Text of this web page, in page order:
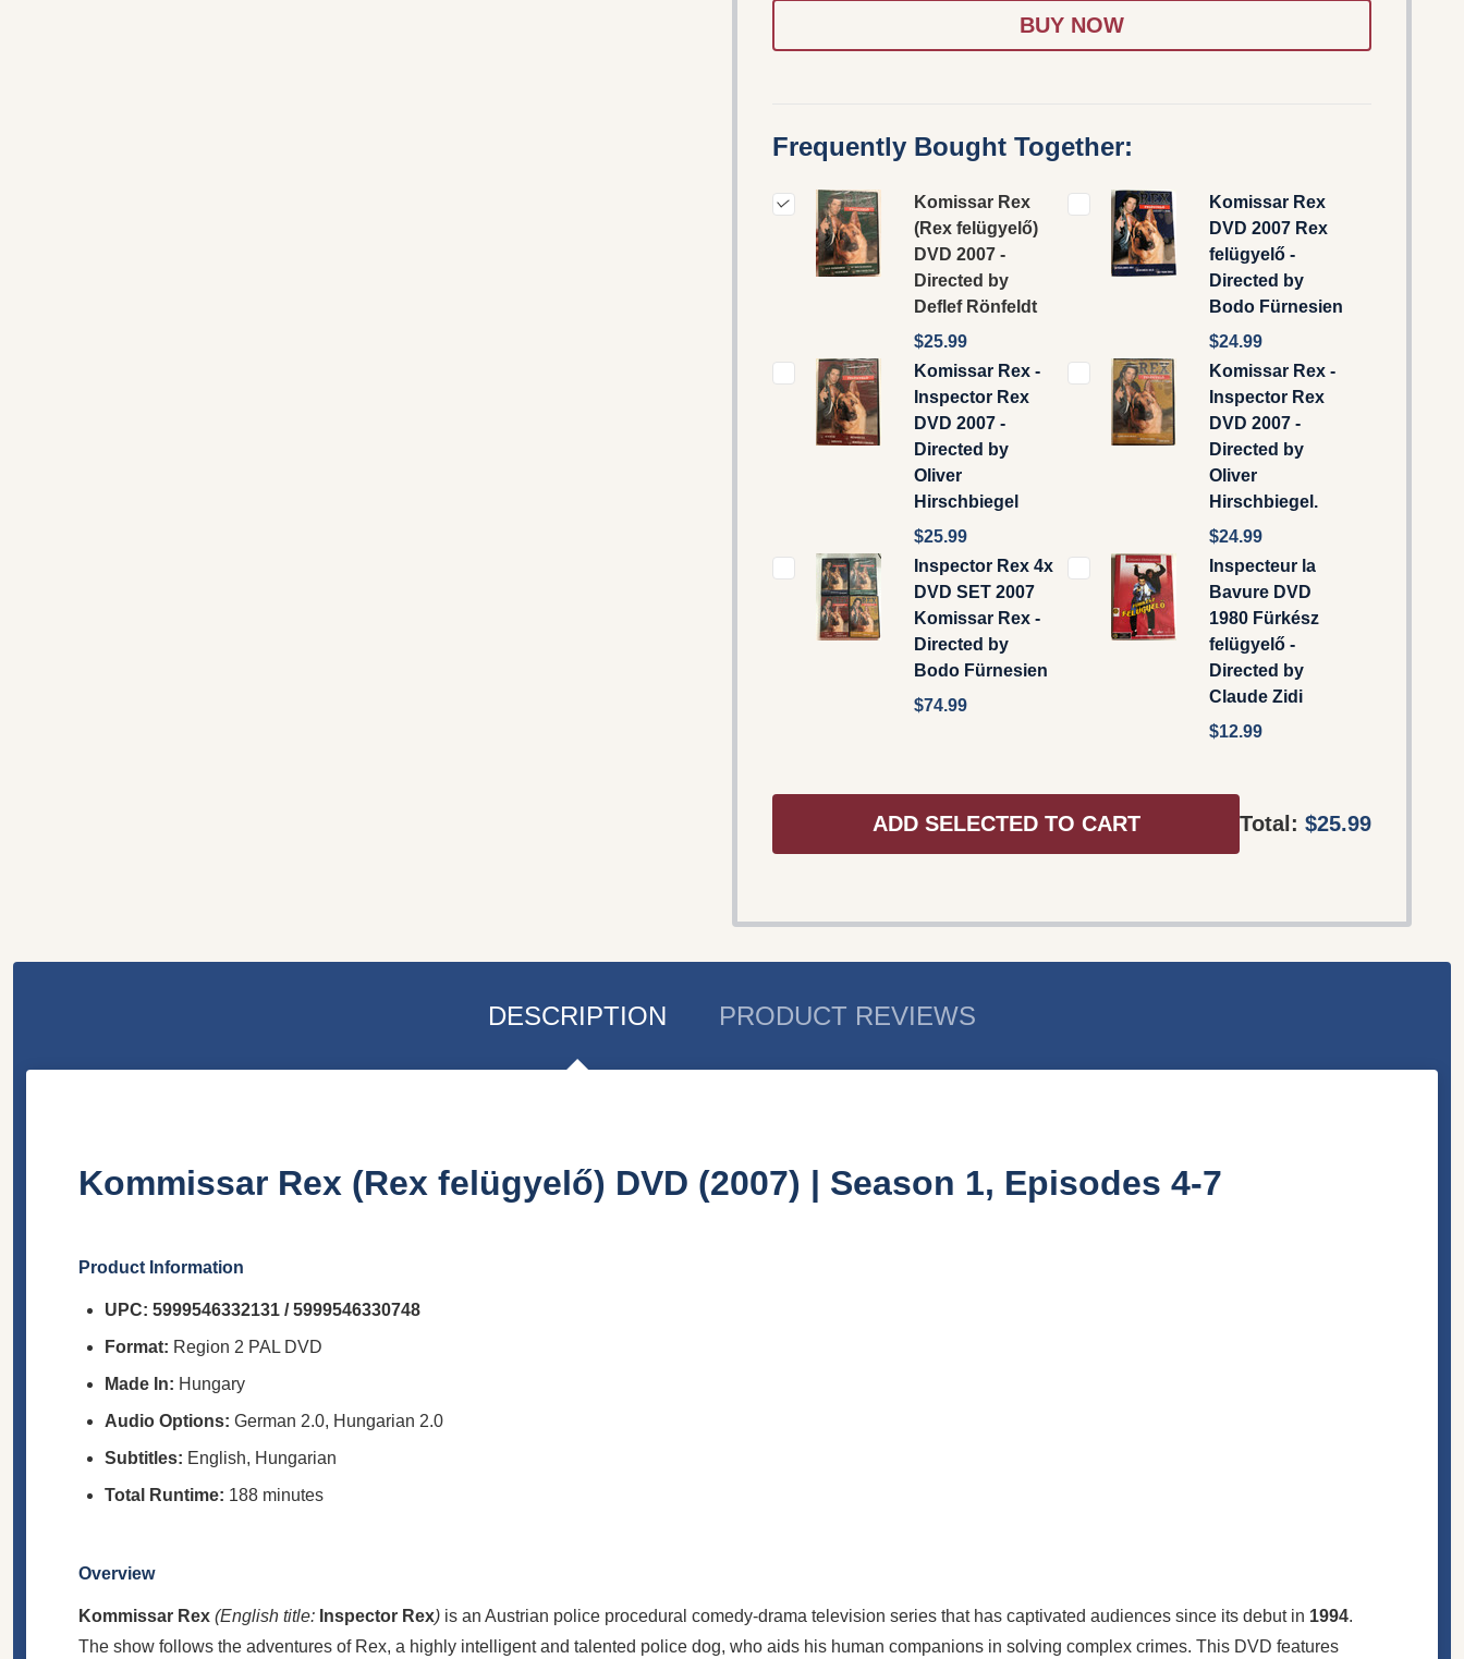
Frequently Bought Together:
Komissar Rex
(Rex felügyelő)
DVD 2007 -
Directed by
Deflef Rönfeldt
$25.99
Komissar Rex
DVD 2007 Rex
felügyelő -
Directed by
Bodo Fürnesien
$24.99
Komissar Rex -
Inspector Rex
DVD 2007 -
Directed by
Oliver
Hirschbiegel
$25.99
Komissar Rex -
Inspector Rex
DVD 2007 -
Directed by
Oliver
Hirschbiegel.
$24.99
Inspector Rex 4x
DVD SET 2007
Komissar Rex -
Directed by
Bodo Fürnesien
$74.99
Inspecteur la
Bavure DVD
1980 Fürkész
felügyelő -
Directed by
Claude Zidi
$12.99
ADD SELECTED TO CART Total: $25.99
DESCRIPTION PRODUCT REVIEWS
Kommissar Rex (Rex felügyelő) DVD (2007) | Season 1, Episodes 4-7
Product Information
UPC: 5999546332131 / 5999546330748
Format: Region 2 PAL DVD
Made In: Hungary
Audio Options: German 2.0, Hungarian 2.0
Subtitles: English, Hungarian
Total Runtime: 188 minutes
Overview
Kommissar Rex (English title: Inspector Rex) is an Austrian police procedural comedy-drama television series that has captivated audiences since its debut in 1994.
The show follows the adventures of Rex, a highly intelligent and talented police dog, who aids his human companions in solving complex crimes. This DVD features